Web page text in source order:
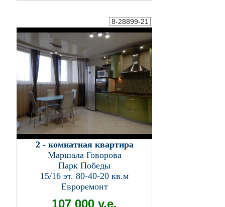
8-28899-21
2 - комнатная квартира
Маршала Говорова
Парк Победы
15/16 эт. 80-40-20 кв.м
Евроремонт
107 000 у.е.